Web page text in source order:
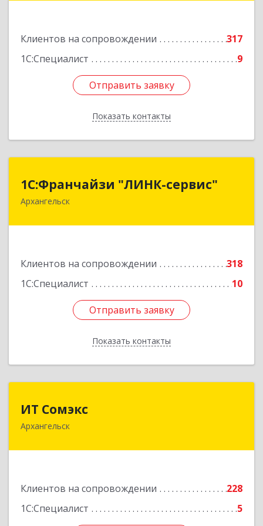
Клиентов на сопровождении
317
1С:Специалист
9
Отправить заявку
Показать контакты
Отправить заявку
Назад
1С:Франчайзи "ЛИНК-сервис"
Архангельск
Клиентов на сопровождении
318
1С:Специалист
10
Отправить заявку
Показать контакты
1С:Франчайзи "ЛИНК-сервис"
163000, Архангельская обл, Архангельск г,
Отправить заявку
Назад
ИТ Сомэкс
Архангельск
Клиентов на сопровождении
228
1С:Специалист
5
163001, Архангельская обл, Архангельск г,
Подробнее